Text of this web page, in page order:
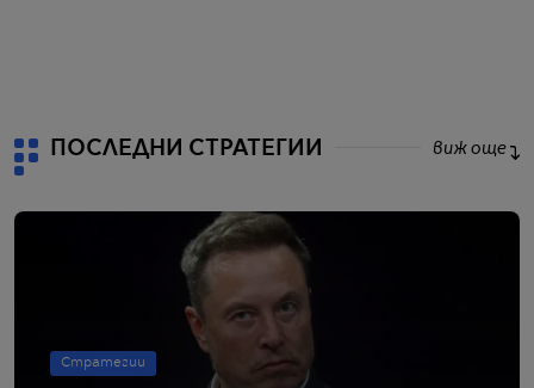
ПОСЛЕДНИ СТРАТЕГИИ виж още
Стратегии